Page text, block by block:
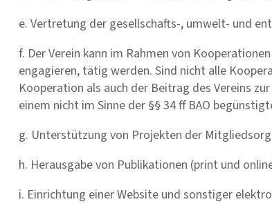
e. Vertretung der gesellschafts-, umwelt- und
f. Der Verein kann im Rahmen von
engagieren, tätig werden. Sind nicht alle
Kooperation als auch der Beitrag des Vereins
einem nicht im Sinne der §§ 34 ff BAO
g. Unterstützung von Projekten der
h. Herausgabe von Publikationen (print und
i. Einrichtung einer Website und sonstiger